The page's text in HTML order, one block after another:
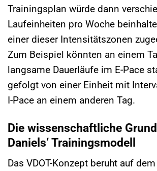
Trainingsplan würde dann
Laufeinheiten pro Woche
einer dieser Intensitätszonen
Zum Beispiel könnten an einem
langsame Dauerläufe im E-Pace
gefolgt von einer Einheit mit
I-Pace an einem anderen Tag.
Die wissenschaftliche
Daniels‘ Trainingsmodell
Das VDOT-Konzept beruht auf dem